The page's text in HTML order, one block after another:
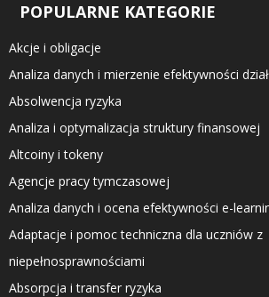
POPULARNE KATEGORIE
Akcje i obligacje
Analiza danych i mierzenie efektywności
Absolwencja ryzyka
Analiza i optymalizacja struktury finansowej
Altcoiny i tokeny
Agencje pracy tymczasowej
Analiza danych i ocena efektywności e-
Adaptacje i pomoc techniczna dla uczniów z
niepełnosprawnościami
Absorpcja i transfer ryzyka